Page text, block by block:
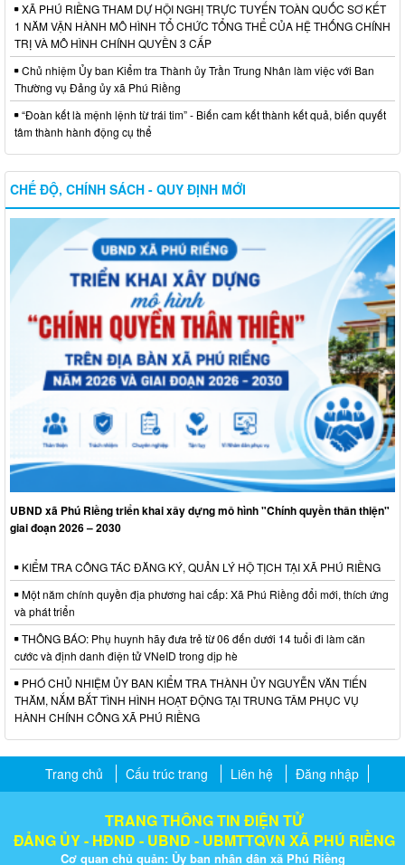
XÃ PHÚ RIỀNG THAM DỰ HỘI NGHỊ TRỰC TUYẾN TOÀN QUỐC SƠ KẾT
1 NĂM VẬN HÀNH MÔ HÌNH TỔ CHỨC TỔNG THỂ CỦA HỆ THỐNG CHÍNH
TRỊ VÀ MÔ HÌNH CHÍNH QUYỀN 3 CẤP
Chủ nhiệm Ủy ban Kiểm tra Thành ủy Trần Trung Nhân làm việc với Ban
Thường vụ Đảng ủy xã Phú Riềng
“Đoàn kết là mệnh lệnh từ trái tim” - Biến cam kết thành kết quả, biến quyết
tâm thành hành động cụ thể
CHẾ ĐỘ, CHÍNH SÁCH - QUY ĐỊNH MỚI
UBND xã Phú Riềng triển khai xây dựng mô hình "Chính quyền thân thiện"
giai đoạn 2026 – 2030
KIỂM TRA CÔNG TÁC ĐĂNG KÝ, QUẢN LÝ HỘ TỊCH TẠI XÃ PHÚ RIỀNG
Một năm chính quyền địa phương hai cấp: Xã Phú Riềng đổi mới, thích ứng
và phát triển
THÔNG BÁO: Phụ huynh hãy đưa trẻ từ 06 đến dưới 14 tuổi đi làm căn
cước và định danh điện tử VNeID trong dịp hè
PHÓ CHỦ NHIỆM ỦY BAN KIỂM TRA THÀNH ỦY NGUYỄN VĂN TIẾN
THĂM, NẮM BẮT TÌNH HÌNH HOẠT ĐỘNG TẠI TRUNG TÂM PHỤC VỤ
HÀNH CHÍNH CÔNG XÃ PHÚ RIỀNG
Trang chủ Cấu trúc trang Liên hệ Đăng nhập
TRANG THÔNG TIN ĐIỆN TỬ
ĐẢNG ỦY - HĐND - UBND - UBMTTQVN XÃ PHÚ RIỀNG
Cơ quan chủ quản: Ủy ban nhân dân xã Phú Riềng